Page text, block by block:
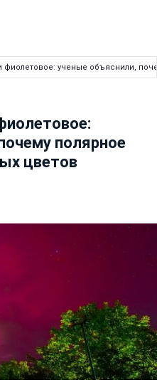
фиолетовое: ученые объяснили,
полярное
цветов